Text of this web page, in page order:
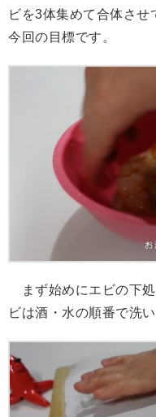
ビを3体集めて合体さ
今回の目標です。
まず始めにエビの下
ビは酒・水の順番で洗い